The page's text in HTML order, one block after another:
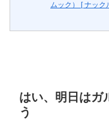
ムック） [ ナック
はい、明日はガ
う